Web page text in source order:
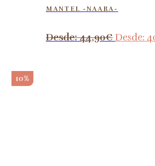
MANTEL -NAARA-
Desde:44,90€ Desde:
10%